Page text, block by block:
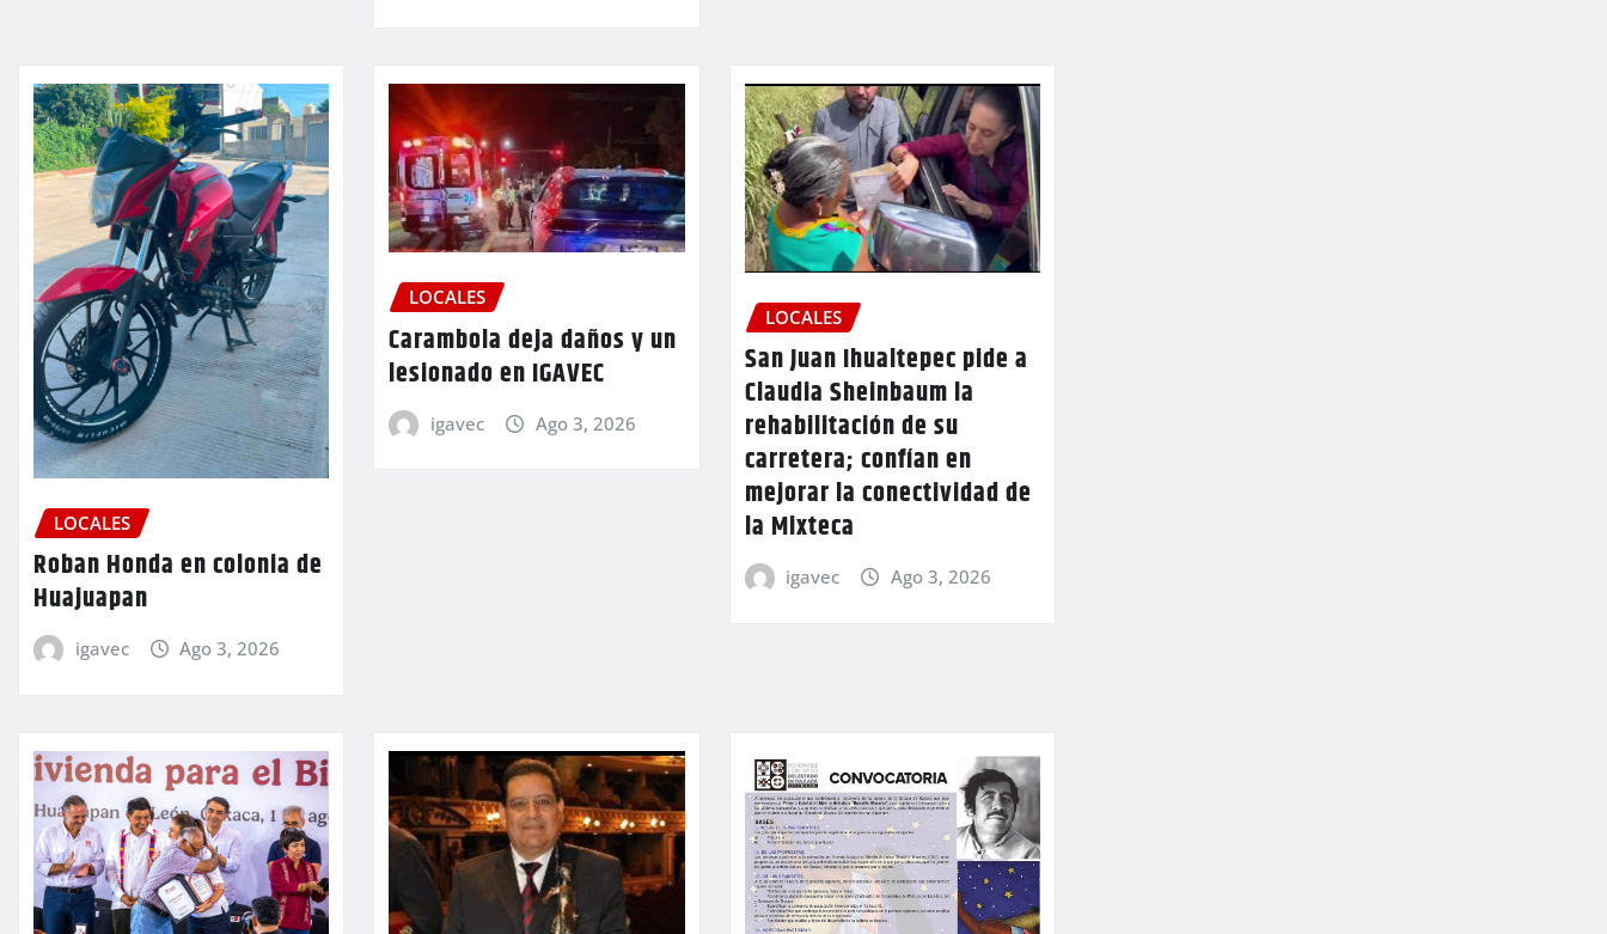
LOCALES
Roban Honda en colonia de
Huajuapan
igavec Ago 3, 2026
LOCALES
Carambola deja daños y un
lesionado en IGAVEC
igavec Ago 3, 2026
LOCALES
San Juan Ihualtepec pide a
Claudia Sheinbaum la
rehabilitación de su
carretera; confían en
mejorar la conectividad de
la Mixteca
igavec Ago 3, 2026